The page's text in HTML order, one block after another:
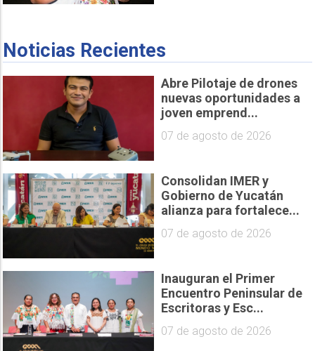
Noticias Recientes
Abre Pilotaje de drones
nuevas oportunidades a
joven emprend...
07 de agosto de 2026
Consolidan IMER y
Gobierno de Yucatán
alianza para fortalece...
07 de agosto de 2026
Inauguran el Primer
Encuentro Peninsular de
Escritoras y Esc...
07 de agosto de 2026